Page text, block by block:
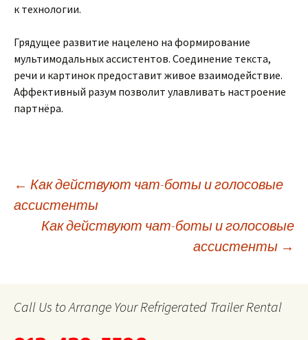
к технологии.
Грядущее развитие нацелено на формирование
мультимодальных ассистентов. Соединение текста,
речи и картинок предоставит живое взаимодействие.
Аффективный разум позволит улавливать настроение
партнёра.
Post
navigation
← Как действуют чат-боты и голосовые
ассистенты
Как действуют чат-боты и голосовые
ассистенты →
Call Us to Arrange Your Refrigerated Trailer Rental